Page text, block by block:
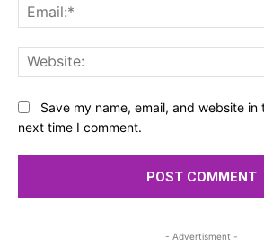
Save my name, email, and website
next time I comment.
- Advertisment -